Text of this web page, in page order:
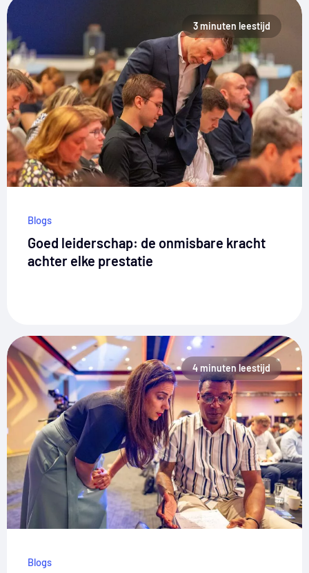
3 minuten leestijd
Blogs
Goed leiderschap: de onmisbare kracht
achter elke prestatie
4 minuten leestijd
Blogs